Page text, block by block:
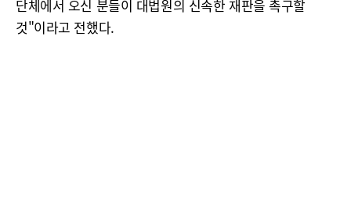
단체에서 오신 분들이 대법원의 신속한 재판을 촉구할
것"이라고 전했다.